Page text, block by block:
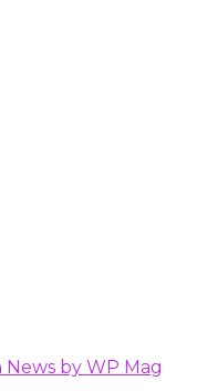
News by WP Mag